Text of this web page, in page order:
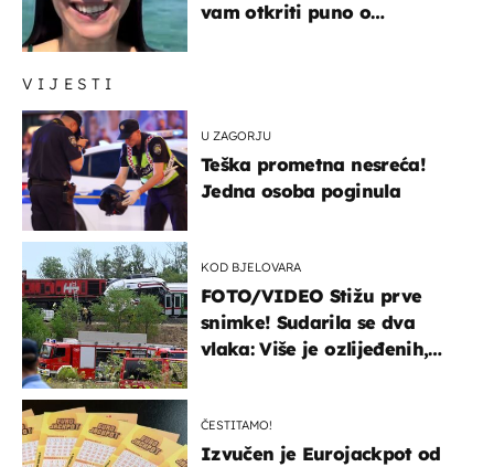
VIJESTI
U ZAGORJU
Teška prometna nesreća!
Jedna osoba poginula
KOD BJELOVARA
FOTO/VIDEO Stižu prve
snimke! Sudarila se dva
vlaka: Više je ozlijeđenih,
ČESTITAMO!
Izvučen je Eurojackpot od
vam otkriti puno o